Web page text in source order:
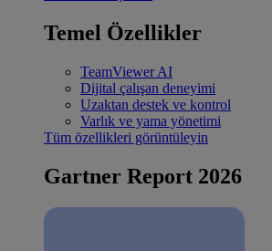
Temel Özellikler
TeamViewer AI
Dijital çalışan deneyimi
Uzaktan destek ve kontrol
Varlık ve yama yönetimi
Tüm özellikleri görüntüleyin
Gartner Report 2026